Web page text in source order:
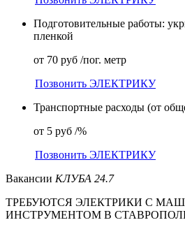
Подготовительные работы:
пленкой
от 70 руб /пог. метр
Позвонить ЭЛЕКТРИКУ
Транспортные расходы (от
от 5 руб /%
Позвонить ЭЛЕКТРИКУ
Вакансии КЛУБА 24.7
ТРЕБУЮТСЯ ЭЛЕКТРИКИ С
ИНСТРУМЕНТОМ В